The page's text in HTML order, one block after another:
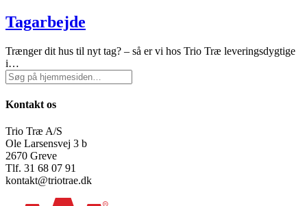
Tagarbejde
Trænger dit hus til nyt tag? – så er vi hos Trio Træ leveringsdygtige
i…
Kontakt os
Trio Træ A/S
Ole Larsensvej 3 b
2670 Greve
Tlf. 31 68 07 91
kontakt@triotrae.dk